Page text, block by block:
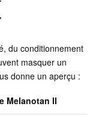
du conditionnement
masquer un
donne un aperçu :
Melanotan II